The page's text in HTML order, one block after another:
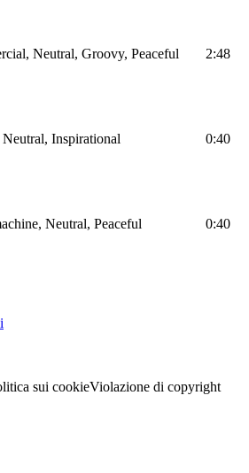
Neutral, Groovy, Peaceful 2:48
Inspirational 0:40
Neutral, Peaceful 0:40
sui cookieViolazione di copyright